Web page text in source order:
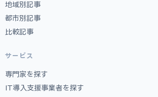
地域別記事
都市別記事
比較記事
サービス
専門家を探す
IT導入支援事業者を探す